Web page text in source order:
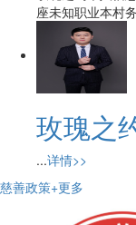
座未知职业本村
玫瑰之
...详情>>
慈善政策+更多